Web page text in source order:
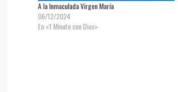
A la Inmaculada Virgen María
06/12/2024
En «1 Minuto con Dios»